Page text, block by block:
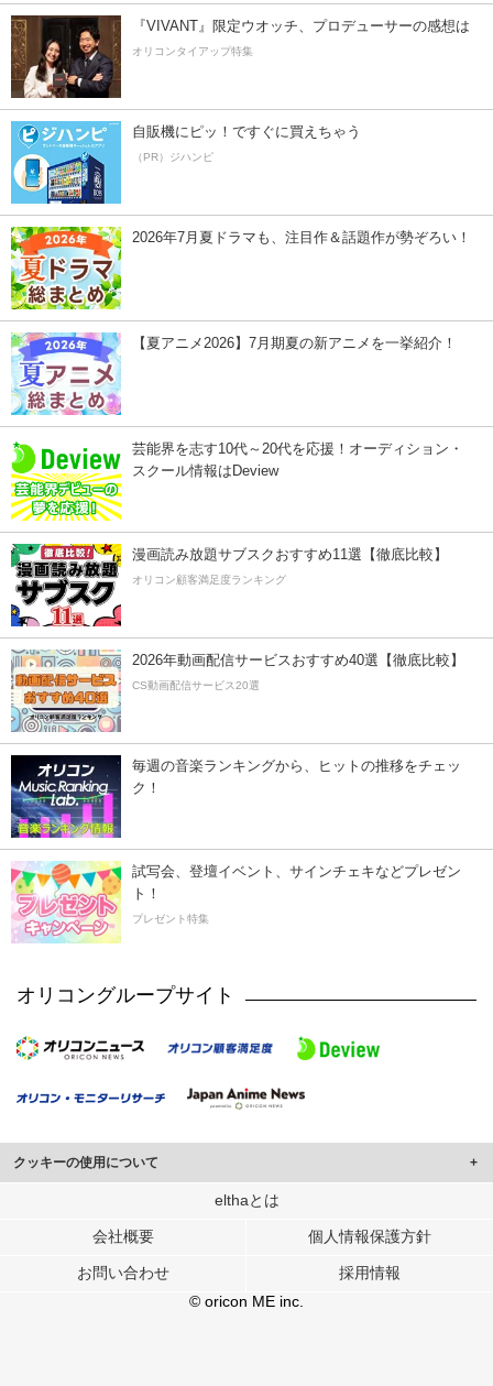
『VIVANT』限定ウオッチ、プロデューサーの感想は
オリコンタイアップ特集
自販機にピッ！ですぐに買えちゃう
（PR）ジハンピ
2026年7月夏ドラマも、注目作＆話題作が勢ぞろい！
【夏アニメ2026】7月期夏の新アニメを一挙紹介！
芸能界を志す10代～20代を応援！オーディション・
スクール情報はDeview
漫画読み放題サブスクおすすめ11選【徹底比較】
オリコン顧客満足度ランキング
2026年動画配信サービスおすすめ40選【徹底比較】
CS動画配信サービス20選
毎週の音楽ランキングから、ヒットの推移をチェッ
ク！
試写会、登壇イベント、サインチェキなどプレゼン
ト！
プレゼント特集
オリコングループサイト
クッキーの使用について
このサイトでは Cookie を使用して、ユーザーに合わせたコンテンツや広告の
行っています。
メディアや広告配信、データ解析の各パートナーに提供しています。
各パートナーは、この情報とユーザーが各パートナーに提供した他の情報や、
ユーザーが各パートナーのサービスを使用したときに収集した他の情報を組み
elthaとは
会社概要 個人情報保護方針
お問い合わせ
採用情報
© oricon ME inc.